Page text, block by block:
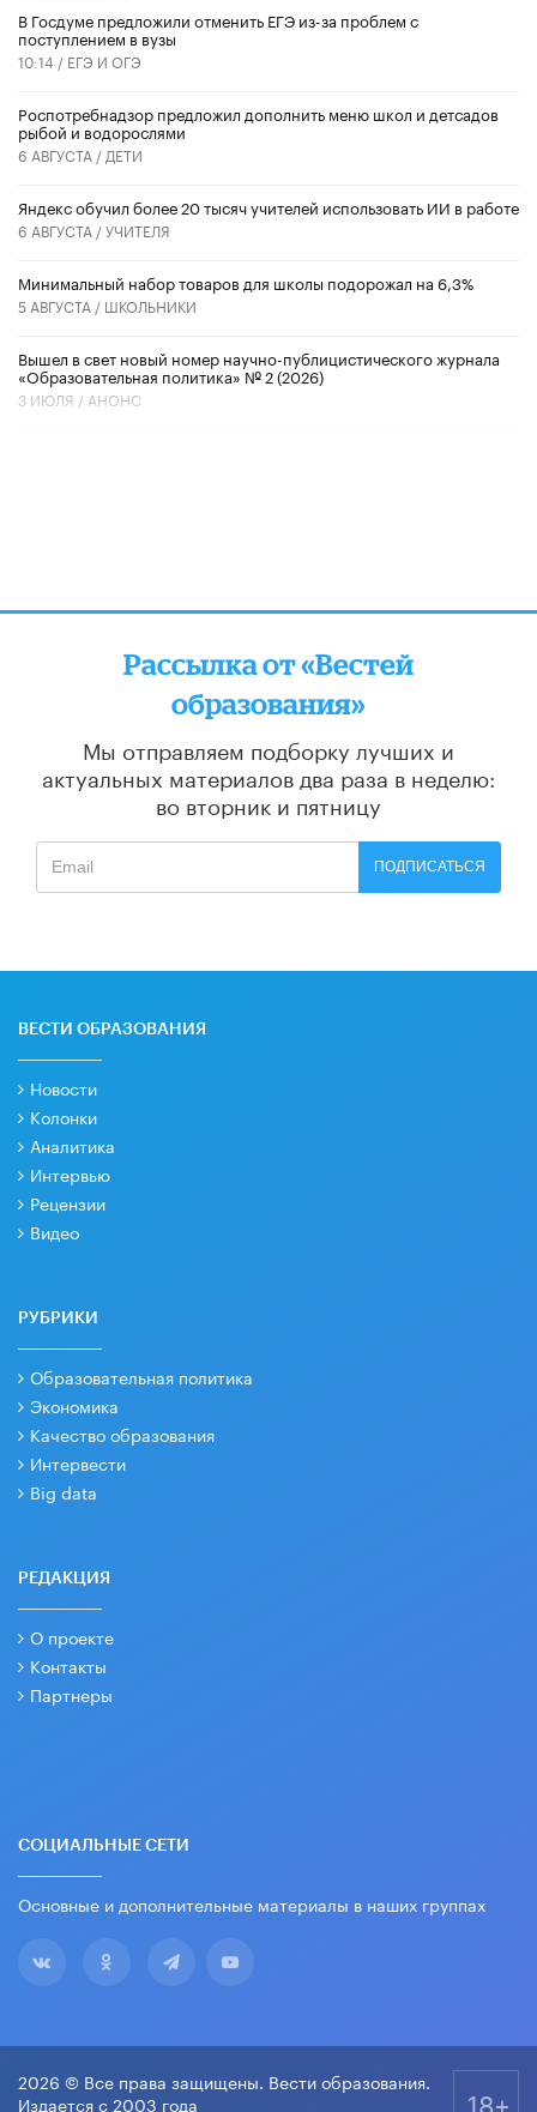
В Госдуме предложили отменить ЕГЭ из-за проблем с
поступлением в вузы
10:14 / ЕГЭ И ОГЭ
Роспотребнадзор предложил дополнить меню школ и детсадов
рыбой и водорослями
6 АВГУСТА / ДЕТИ
​Яндекс обучил более 20 тысяч учителей использовать ИИ в работе
6 АВГУСТА /УЧИТЕЛЯ
Минимальный набор товаров для школы подорожал на 6,3%
5 АВГУСТА / ШКОЛЬНИКИ
Вышел в свет новый номер научно-публицистического журнала
«Образовательная политика» № 2 (2026)
3 ИЮЛЯ / АНОНС
Рассылка от «Вестей
образования»
Мы отправляем подборку лучших и
актуальных материалов два раза в неделю:
во вторник и пятницу
ПОДПИСАТЬСЯ
ВЕСТИ ОБРАЗОВАНИЯ
Новости
Колонки
Аналитика
Интервью
Рецензии
Видео
РУБРИКИ
Образовательная политика
Экономика
Качество образования
Интервести
Big data
РЕДАКЦИЯ
О проекте
Контакты
Партнеры
СОЦИАЛЬНЫЕ СЕТИ
Основные и дополнительные материалы в наших группах
2026 © Все права защищены. Вести образования.
Издается с 2003 года
18+